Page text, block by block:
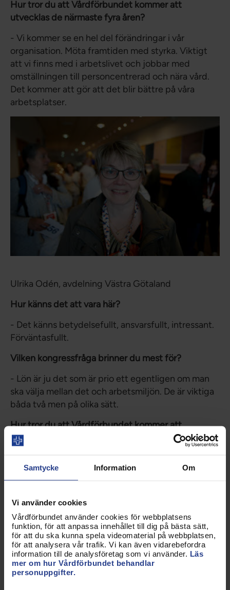
Samtycke Information Om
Vi använder cookies
Vårdförbundet använder cookies för webbplatsens
funktion, för att anpassa innehållet till dig på bästa sätt,
för att du ska kunna spela videomaterial på webbplatsen,
för att analysera vår trafik. Vi kan även vidarebefordra
information till de analysföretag som vi använder. Läs
mer om hur Vårdförbundet behandlar
personuppgifter.
Hur tror du att Vårdförbundet kommer att
utvecklas de närmaste fyra åren?
- Vi kommer se en hel del förändringar i vår
organisation. Möta framtiden med styrka. Viktigt
att vi finns med i arbetslivet och jobbar med
omställningen till personcentrerad och nära vård.
Det kommer att gör att det blir bättre på våra
arbetsplatser.
Ulrika Odén, avdelning Västra Götaland
Hur känns det att vara här?
- Det känns betydelsefullt, ansvarsfullt, intressant.
Förväntasfullt.
Vilken kongressfråga brinner du mest för?
- Lön är ju det som är prio ett egentligen om man
ska välja mellan det och arbetsmiljön. De är viktiga
båda två men på olika sätt.
Hur tror du att Vårdförbundet kommer att
utvecklas de närmaste fyra åren?
starkare, ännu fler, att vi kommer ut ännu tydligare
med det vi ser att behöver förbättra. För våra